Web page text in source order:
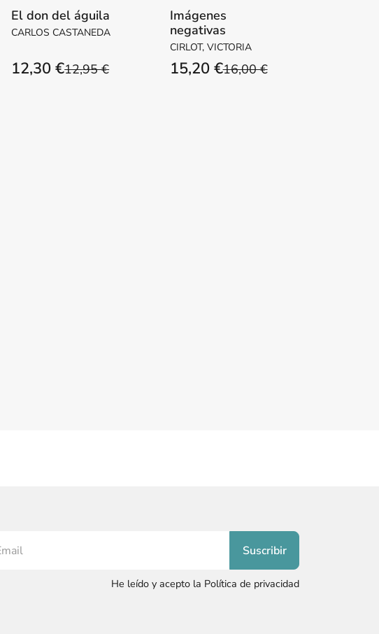
El don del águila
CARLOS CASTANEDA
12,95 €
12,30 €
Imágenes
negativas
CIRLOT, VICTORIA
16,00 €
15,20 €
He leído y acepto la Política de privacidad